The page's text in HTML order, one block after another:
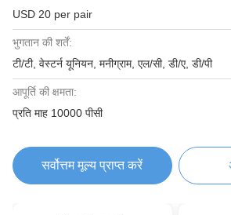
USD 20 per pair
भुगतान की शर्तें:
टी/टी, वेस्टर्न यूनियन, मनीग्राम, एल/सी, डी/ए, डी/पी
आपूर्ति की क्षमता:
प्रति माह 10000 पीसी
सर्वोत्तम मूल्य प्राप्त करें